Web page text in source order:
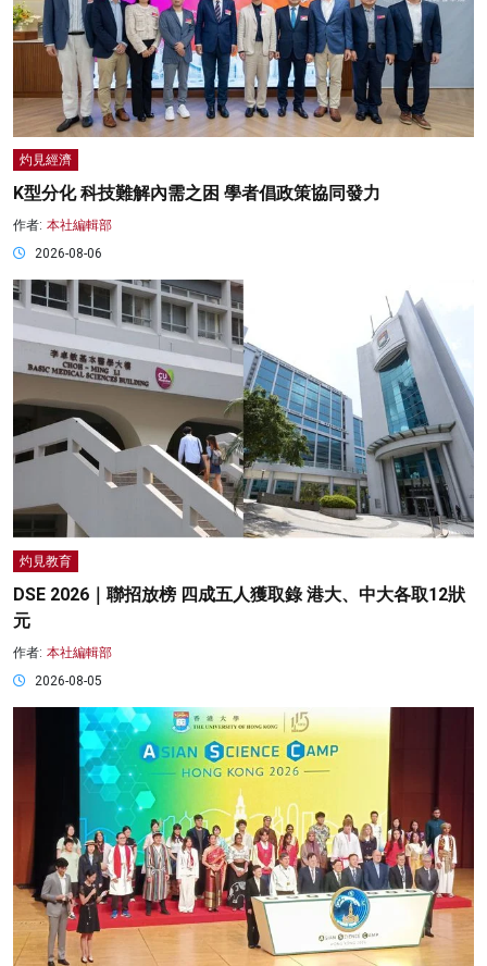
灼見經濟
K型分化 科技難解內需之困 學者倡政策協同發力
作者: 本社編輯部
2026-08-06
灼見教育
DSE 2026｜聯招放榜 四成五人獲取錄 港大、中大各取12狀
元
作者: 本社編輯部
2026-08-05